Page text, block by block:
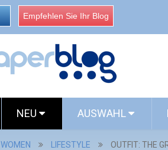
Empfehlen Sie Ihr Blog
NEU AUSWAHL
WOMEN LIFESTYLE OUTFIT: THE